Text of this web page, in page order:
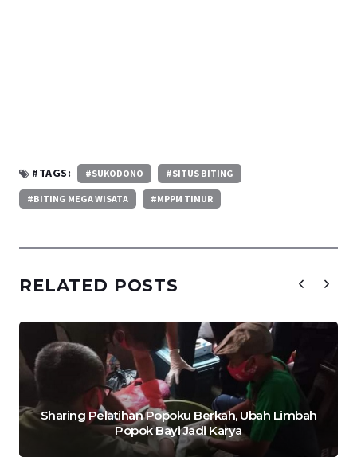
#TAGS: #SUKODONO #SITUS BITING
#BITING MEGA WISATA #MPPM TIMUR
RELATED POSTS
Sharing Pelatihan Popoku Berkah, Ubah Limbah
Popok Bayi Jadi Karya